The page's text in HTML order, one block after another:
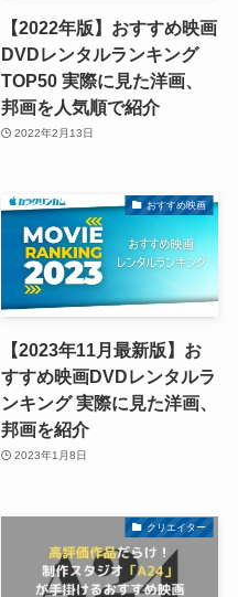
【2022年版】おすすめ映画
DVDレンタルランキング
TOP50 実際に見た洋画、
邦画を人気順で紹介
2022年2月13日
おすすめ映画
【2023年11月最新版】お
すすめ映画DVDレンタルラ
ンキング 実際に見た洋画、
邦画を紹介
2023年1月8日
クリエイター